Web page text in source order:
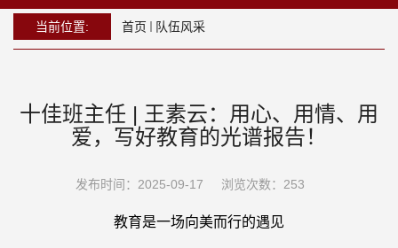
当前位置: 首页 队伍风采
十佳班主任 | 王素云：用心、用情、用
爱，写好教育的光谱报告！
发布时间：2025-09-17 浏览次数： 253
教育是一场向美而行的遇见